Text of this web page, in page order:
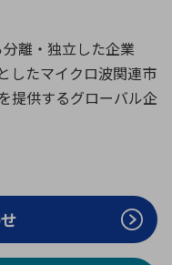
医療
組立・ロボティクス
C
D
G
H
W
X
離・独立した企業
したマイクロ波関連市
提供するグローバル企